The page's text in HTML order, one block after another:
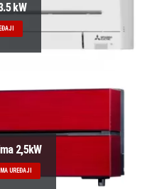
kW
2,5kW
UREĐAJI